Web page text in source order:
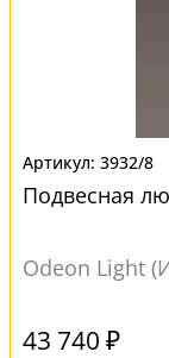
3932/8
Подвесная
Odeon Light
43 740 ₽